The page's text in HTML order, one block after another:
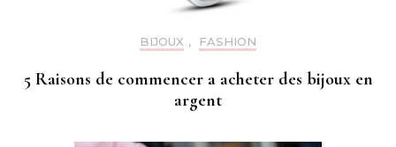
BIJOUX , FASHION
5 Raisons de commencer a acheter des bijoux en
argent